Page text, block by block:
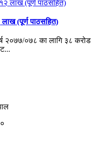
(पूर्ण पाठसहित)
२०७७/०७८ का लागि ३८ करोड